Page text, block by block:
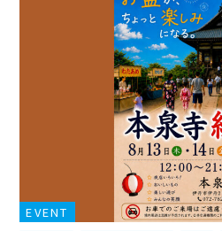
EVENT